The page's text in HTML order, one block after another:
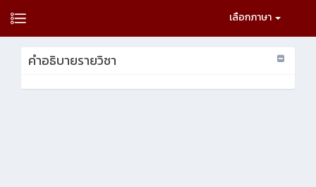
เลือกภาษา
คำอธิบายรายวิชา